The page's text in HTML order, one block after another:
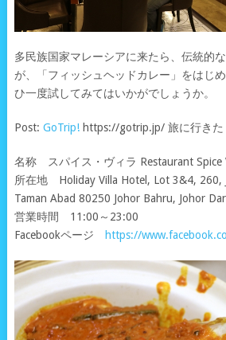
多民族国家マレーシアに来たら、伝統的
が、「フィッシュヘッドカレー」をはじ
ひ一度試してみてはいかがでしょうか。
Post: GoTrip!https://gotrip.jp/ 旅に行きた
名称 スパイス・ヴィラ Restaurant Spice
所在地 Holiday Villa Hotel, Lot 3&4, 260,
Taman Abad 80250 Johor Bahru, Johor
営業時間 11:00～23:00
Facebookページ https://